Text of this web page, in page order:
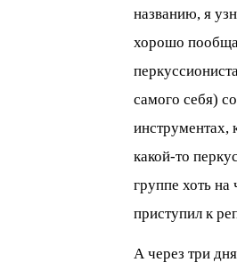
названию, я
хорошо
самого себя)
какой-то
группе хоть
приступил к
А через три